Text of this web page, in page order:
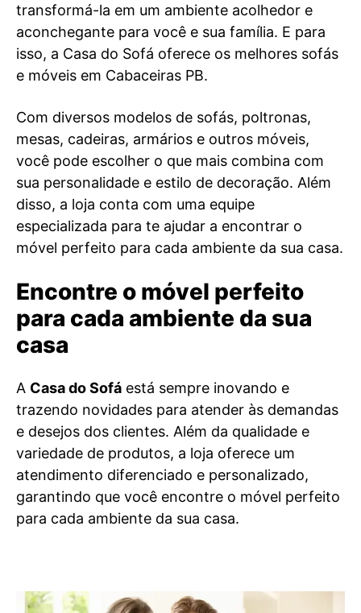
transformá-la em um ambiente acolhedor e
aconchegante para você e sua família. E para
isso, a Casa do Sofá oferece os melhores sofás
e móveis em Cabaceiras PB.
Com diversos modelos de sofás, poltronas,
mesas, cadeiras, armários e outros móveis,
você pode escolher o que mais combina com
sua personalidade e estilo de decoração. Além
disso, a loja conta com uma equipe
especializada para te ajudar a encontrar o
móvel perfeito para cada ambiente da sua casa.
Encontre o móvel perfeito
para cada ambiente da sua
casa
A Casa do Sofá está sempre inovando e
trazendo novidades para atender às demandas
e desejos dos clientes. Além da qualidade e
variedade de produtos, a loja oferece um
atendimento diferenciado e personalizado,
garantindo que você encontre o móvel perfeito
para cada ambiente da sua casa.